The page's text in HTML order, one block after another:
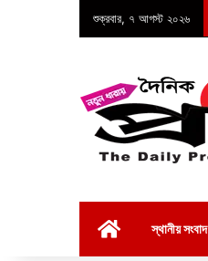
শুক্রবার, ৭ আগস্ট ২০২৬
স্থানীয় সংবাদ